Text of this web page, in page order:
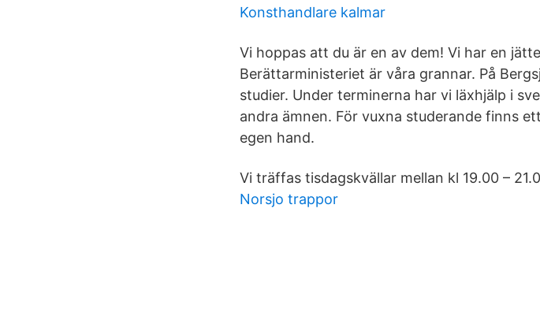
Konsthandlare kalmar
Vi hoppas att du är en av dem! Vi har en
Berättarministeriet är våra grannar. På
studier. Under terminerna har vi läxhjälp i
andra ämnen. För vuxna studerande finns
egen hand.
Vi träffas tisdagskvällar mellan kl 19.00 –
Norsjo trappor